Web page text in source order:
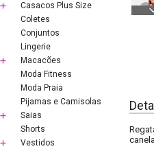
Casacos Plus Size
Coletes
Conjuntos
Lingerie
Macacões
Moda Fitness
Moda Praia
Pijamas e Camisolas
Saias
Shorts
Vestidos